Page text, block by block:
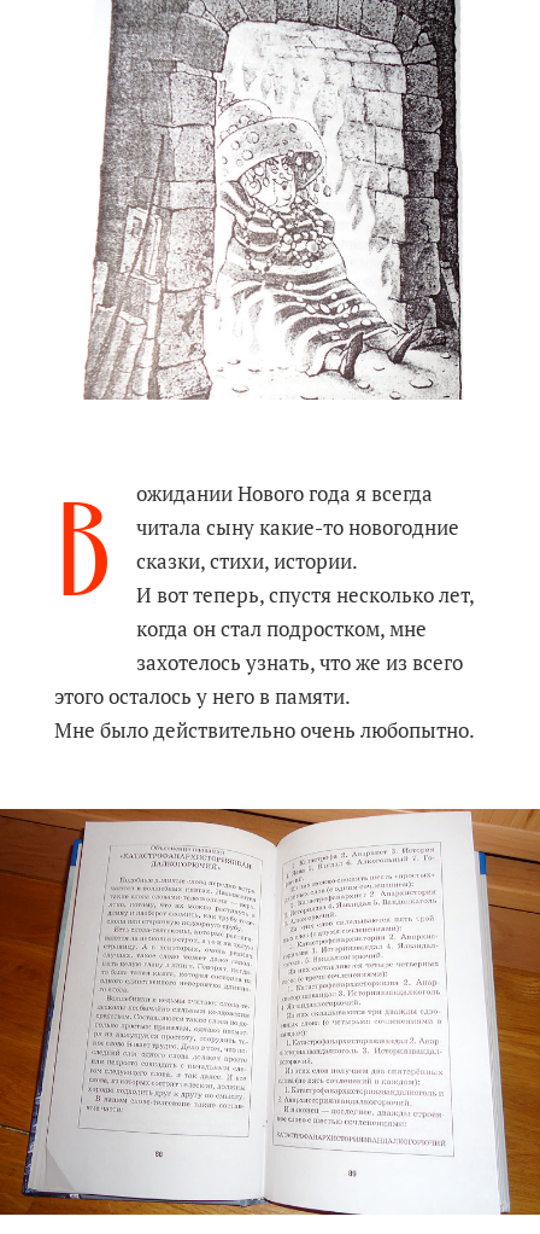
В
ожидании Нового года я всегда
читала сыну какие-то новогодние
сказки, стихи, истории.
И вот теперь, спустя несколько лет,
когда он стал подростком, мне
захотелось узнать, что же из всего
этого осталось у него в памяти.
Мне было действительно очень любопытно.